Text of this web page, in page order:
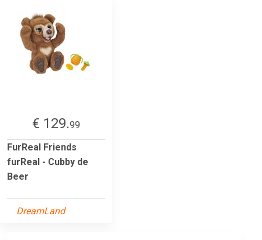
€ 129.99
FurReal Friends
furReal - Cubby de
Beer
DreamLand